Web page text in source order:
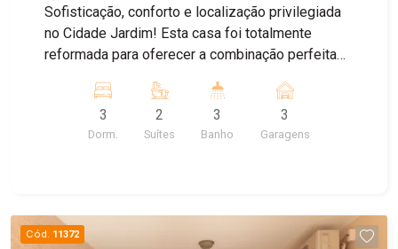
Sofisticação, conforto e localização privilegiada
no Cidade Jardim! Esta casa foi totalmente
reformada para oferecer a combinação perfeita
pensado para proporcionar praticidade, beleza e
durabilidade, com acabamento em granito, papel
de parede decorativo e armários novos em todos
preparados para ar-condicionado. Os 3 banheiros
3
Dorm.
2
Suítes
3
Banho
3
Garagens
Cód. 11372